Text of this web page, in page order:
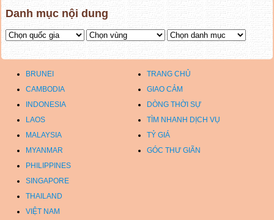
Danh mục nội dung
BRUNEI
TRANG CHỦ
CAMBODIA
GIAO CẢM
INDONESIA
DÒNG THỜI SỰ
LAOS
TÌM NHANH DỊCH VỤ
MALAYSIA
TỶ GIÁ
MYANMAR
GÓC THƯ GIÃN
PHILIPPINES
SINGAPORE
THAILAND
VIỆT NAM